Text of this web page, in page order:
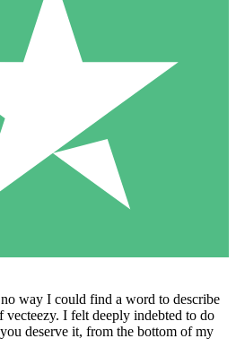
way I could find a word to describe
vecteezy. I felt deeply indebted to do
deserve it, from the bottom of my